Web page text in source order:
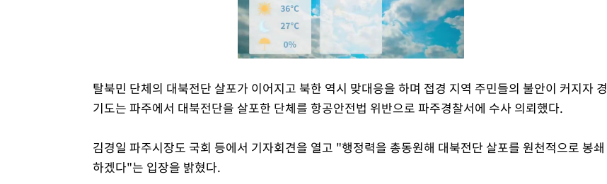
Mute
탈북민 단체의 대북전단 살포가 이어지고 북한 역시 맞대응을 하며 접경 지역 주민들의 불안이 커지자 경
기도는 파주에서 대북전단을 살포한 단체를 항공안전법 위반으로 파주경찰서에 수사 의뢰했다.
김경일 파주시장도 국회 등에서 기자회견을 열고 "행정력을 총동원해 대북전단 살포를 원천적으로 봉쇄
하겠다"는 입장을 밝혔다.